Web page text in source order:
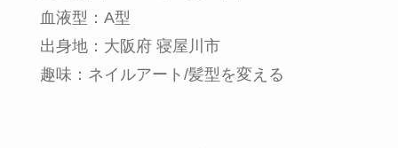
血液型：A型
出身地：大阪府 寝屋川市
趣味：ネイルアート/髪型を変える